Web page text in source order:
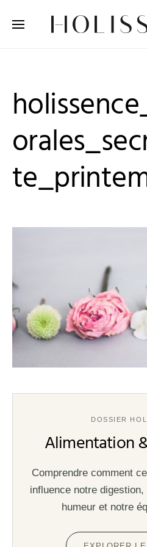
DOSSIER
Alimentation
Comprendre comment
influence notre
humeur et notre